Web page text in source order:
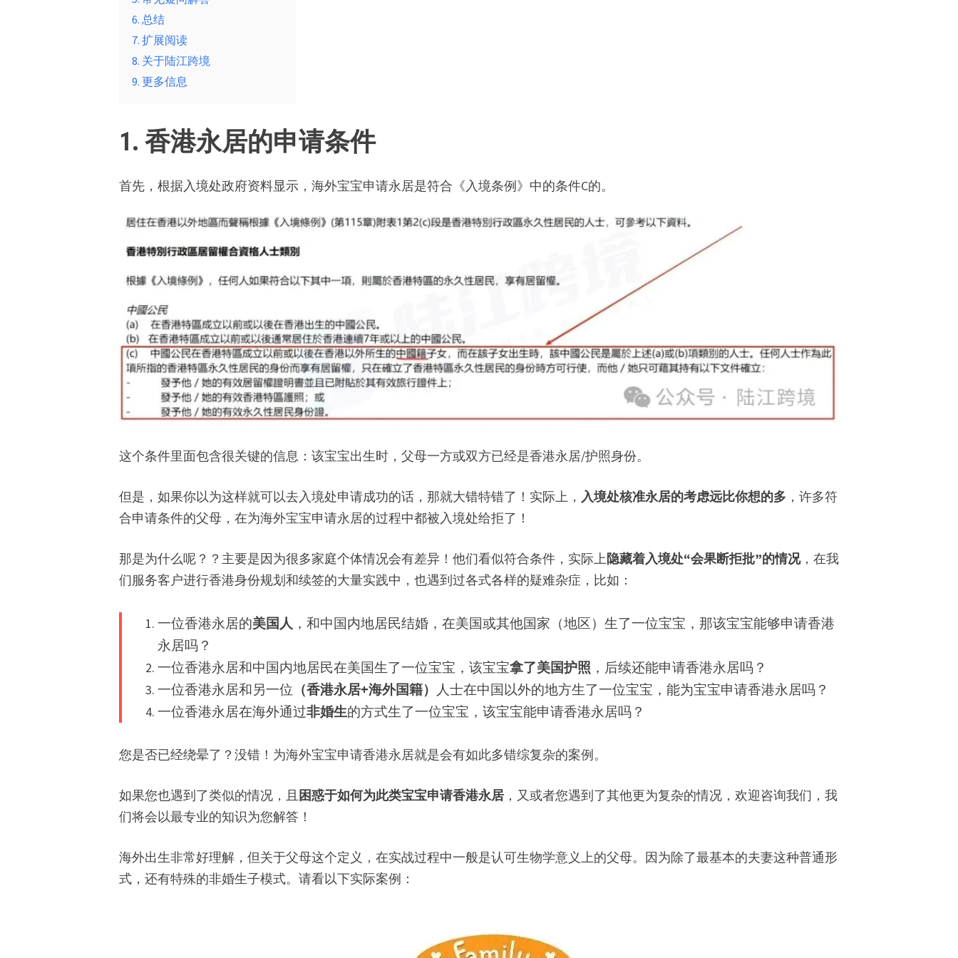
6. 总结
7. 扩展阅读
8. 关于陆江跨境
9. 更多信息
1. 香港永居的申请条件
首先，根据入境处政府资料显示，海外宝宝申请永居是符合《入境条例》中的条件C的。
这个条件里面包含很关键的信息：该宝宝出生时，父母一方或双方已经是香港永居/护照身份。
但是，如果你以为这样就可以去入境处申请成功的话，那就大错特错了！实际上， 入境处核准永居的考虑远比你想的多 ，许多符
合申请条件的父母，在为海外宝宝申请永居的过程中都被入境处给拒了！
那是为什么呢？？主要是因为很多家庭个体情况会有差异！他们看似符合条件，实际上隐藏着入境处“会果断拒批”的情况，在我
们服务客户进行香港身份规划和续签的大量实践中，也遇到过各式各样的疑难杂症，比如：
一位香港永居的美国人 ，和中国内地居民结婚，在美国或其他国家（地区）生了一位宝宝，那该宝宝能够申请香港
永居吗？
一位香港永居和中国内地居民在美国生了一位宝宝，该宝宝拿了美国护照 ，后续还能申请香港永居吗？
一位香港永居和另一位 （香港永居+海外国籍）
人士在中国以外的地方生了一位宝宝，能为宝宝申请香港永居吗？
一位香港永居在海外通过非婚生的方式生了一位宝宝，该宝宝能申请香港永居吗？
您是否已经绕晕了？没错！为海外宝宝申请香港永居就是会有如此多错综复杂的案例。
如果您也遇到了类似的情况，且 困惑于如何为此类宝宝申请香港永居，又或者您遇到了其他更为复杂的情况，欢迎咨询我们，我
们将会以最专业的知识为您解答！
海外出生非常好理解，但关于父母这个定义，在实战过程中一般是认可生物学意义上的父母。因为除了最基本的夫妻这种普通形
式，还有特殊的非婚生子模式。请看以下实际案例：